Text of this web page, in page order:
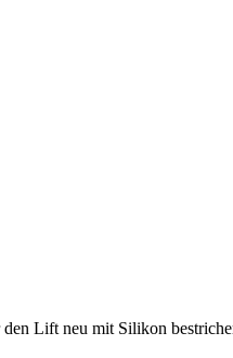
Lift neu mit Silikon